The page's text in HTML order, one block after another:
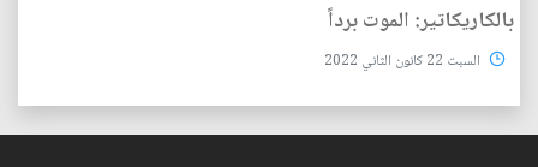
بالكاريكاتير: الموت برداً
السبت 22 كانون الثاني 2022